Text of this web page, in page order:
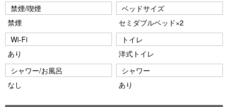
禁煙/喫煙
禁煙
ベッドサイズ
セミダブルベッド×2
Wi-Fi
あり
トイレ
洋式トイレ
シャワー/お風呂
なし
シャワー
あり